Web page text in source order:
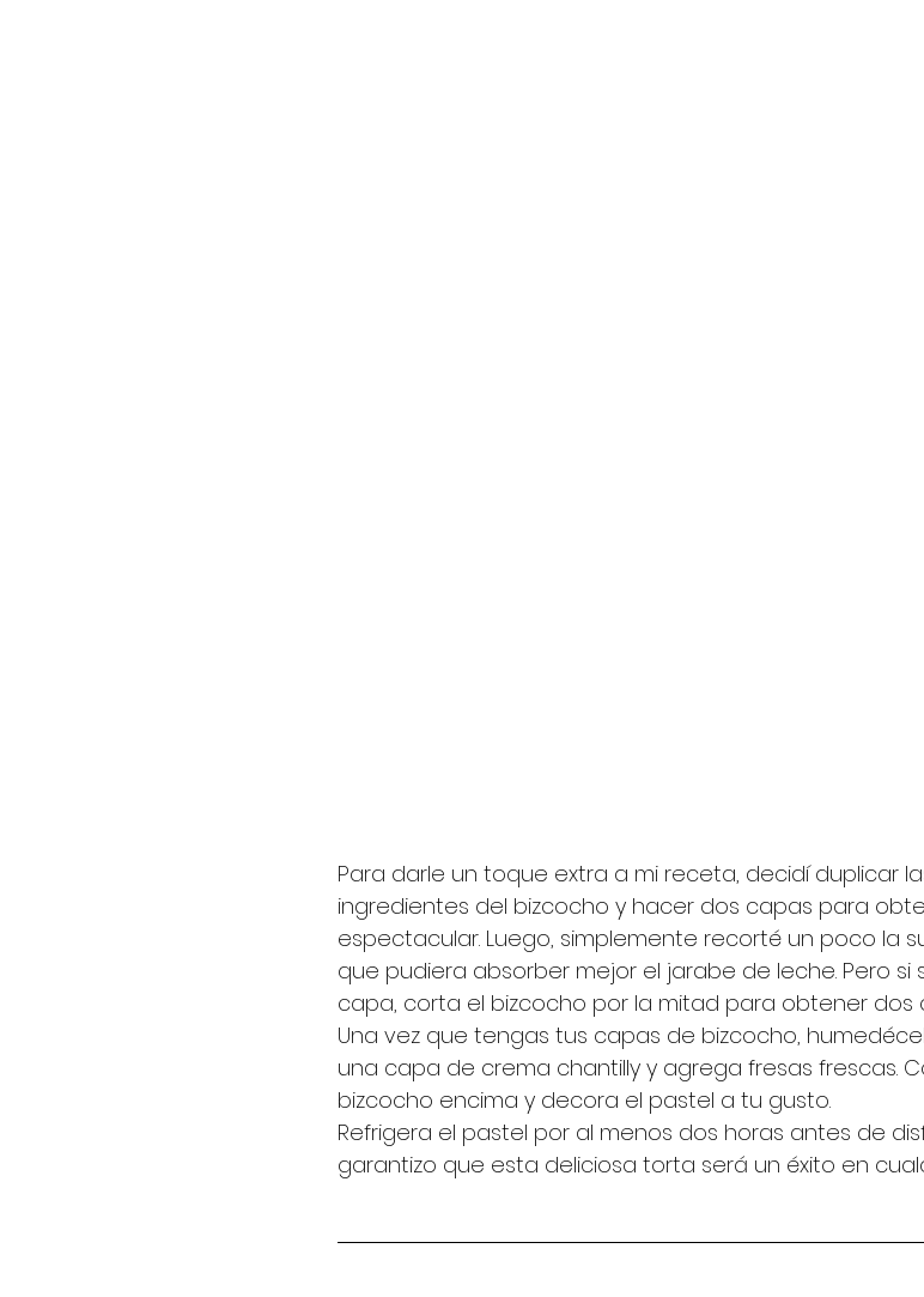
Para darle un toque extra a mi receta, decidí duplicar
ingredientes del bizcocho y hacer dos capas para
espectacular. Luego, simplemente recorté un poco la
que pudiera absorber mejor el jarabe de leche. Pero si
capa, corta el bizcocho por la mitad para obtener dos
Una vez que tengas tus capas de bizcocho,
una capa de crema chantilly y agrega fresas frescas.
bizcocho encima y decora el pastel a tu gusto.
Refrigera el pastel por al menos dos horas antes de
garantizo que esta deliciosa torta será un éxito en